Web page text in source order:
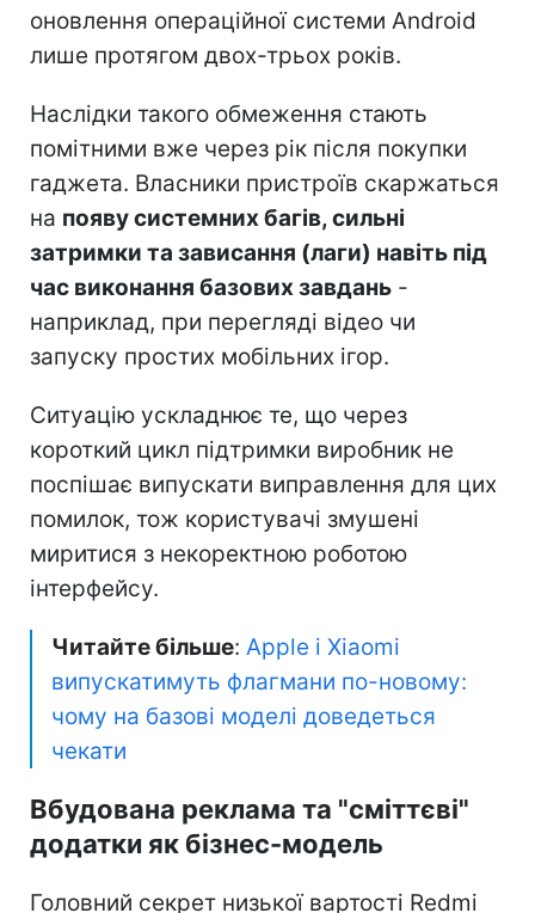
оновлення операційної системи Android
лише протягом двох-трьох років.
Наслідки такого обмеження стають
помітними вже через рік після покупки
гаджета. Власники пристроїв скаржаться
на появу системних багів, сильні
затримки та зависання (лаги) навіть під
час виконання базових завдань -
наприклад, при перегляді відео чи
запуску простих мобільних ігор.
Ситуацію ускладнює те, що через
короткий цикл підтримки виробник не
поспішає випускати виправлення для цих
помилок, тож користувачі змушені
миритися з некоректною роботою
інтерфейсу.
Читайте більше: Apple і Xiaomi
випускатимуть флагмани по-новому:
чому на базові моделі доведеться
чекати
Вбудована реклама та "сміттєві"
додатки як бізнес-модель
Головний секрет низької вартості Redmi